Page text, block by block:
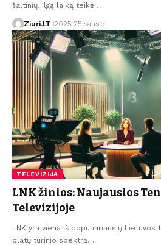
šaltinių, ilgą laiką teikė…
Ziuri.LT 2025 25 sausio
TELEVIZIJA
LNK žinios: Naujausios
Televizijoje
LNK yra viena iš populiariausių
platų turinio spektrą…